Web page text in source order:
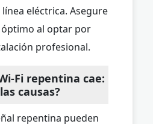
eléctrica. Asegure
al optar por
profesional.
Fi repentina cae:
causas?
repentina pueden